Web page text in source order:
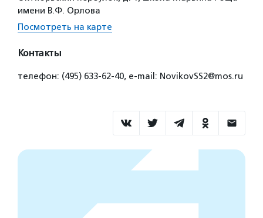
имени В.Ф. Орлова
Посмотреть на карте
Контакты
телефон: (495) 633-62-40, e-mail: NovikovSS2@mos.ru